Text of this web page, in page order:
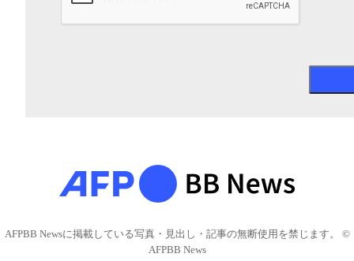
AFPBB Newsに掲載している写真・見出し・記事の無断使用を禁じます。 ©
AFPBB News